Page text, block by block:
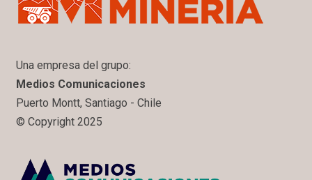
Una empresa del grupo:
Medios Comunicaciones
Puerto Montt, Santiago - Chile
© Copyright 2025